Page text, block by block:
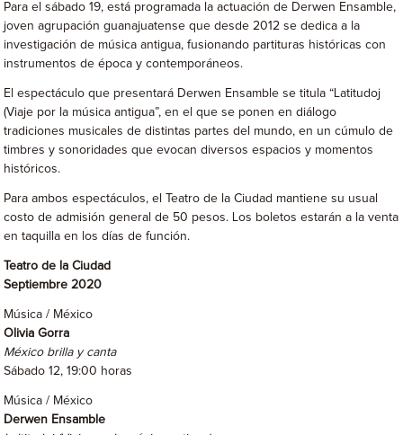
Para el sábado 19, está programada la actuación de Derwen Ensamble,
joven agrupación guanajuatense que desde 2012 se dedica a la
investigación de música antigua, fusionando partituras históricas con
instrumentos de época y contemporáneos.
El espectáculo que presentará Derwen Ensamble se titula “Latitudoj
(Viaje por la música antigua”, en el que se ponen en diálogo
tradiciones musicales de distintas partes del mundo, en un cúmulo de
timbres y sonoridades que evocan diversos espacios y momentos
históricos.
Para ambos espectáculos, el Teatro de la Ciudad mantiene su usual
costo de admisión general de 50 pesos. Los boletos estarán a la venta
en taquilla en los días de función.
Teatro de la Ciudad
Septiembre 2020
Música / México
Olivia Gorra
México brilla y canta
Sábado 12, 19:00 horas
Música / México
Derwen Ensamble